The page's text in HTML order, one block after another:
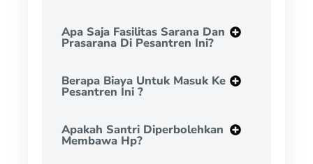
Apa Saja Fasilitas Sarana Dan
Prasarana Di Pesantren Ini?
Berapa Biaya Untuk Masuk Ke
Pesantren Ini ?
Apakah Santri Diperbolehkan
Membawa Hp?